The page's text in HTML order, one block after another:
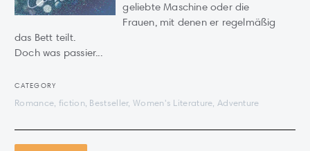
geliebte Maschine oder die
Frauen, mit denen er regelmäßig
das Bett teilt.
Doch was passier...
CATEGORY
Romance, fiction, Bestseller, Women's Literature, Adventure